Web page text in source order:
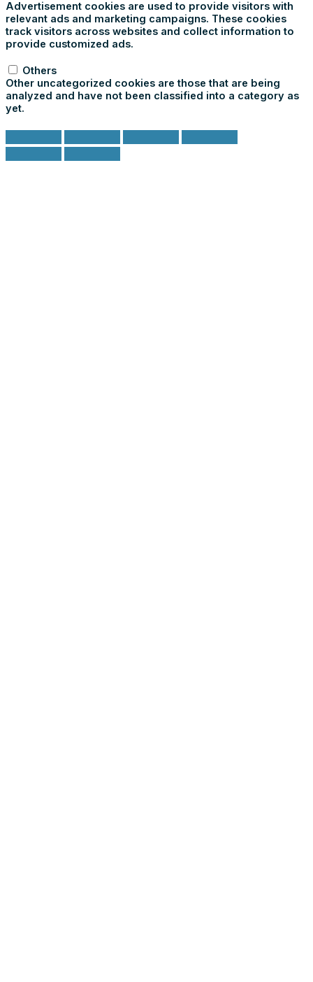
Advertisement cookies are used to provide visitors with
relevant ads and marketing campaigns. These cookies
track visitors across websites and collect information to
provide customized ads.
Others
Other uncategorized cookies are those that are being
analyzed and have not been classified into a category as
yet.